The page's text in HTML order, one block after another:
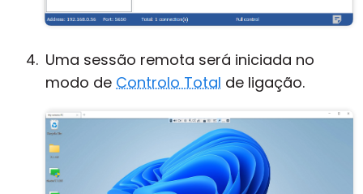
Uma sessão remota será iniciada no
modo de Controlo Total de ligação.